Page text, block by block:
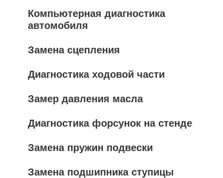
Компьютерная диагностика
автомобиля
Замена сцепления
Диагностика ходовой части
Замер давления масла
Диагностика форсунок на стенде
Замена пружин подвески
Замена подшипника ступицы